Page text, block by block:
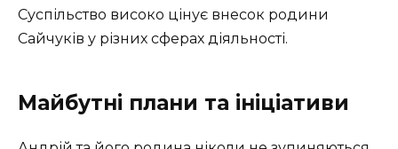
Суспільство високо цінує внесок родини
Сайчуків у різних сферах діяльності.
Майбутні плани та ініціативи